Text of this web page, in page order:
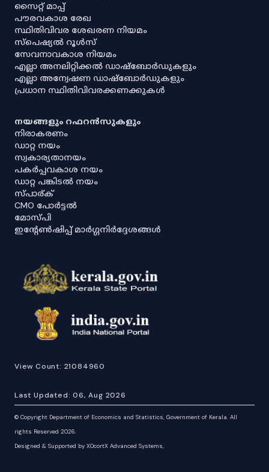
സൈറ്റ് മാപ്പ്
പൗരവകാശ രേഖ
സ്ഥിതിവിവര ശേഖരണ നിയമം
സ്‌പെഷ്യൽ റൂൾസ്
സേവനാവകാശ നിയമം
എല്ലാ അനലിറ്റിക്കൽ ഡാഷ്‌ബോർഡുകളും
എല്ലാ അന്വേഷണ ഡാഷ്‌ബോർഡുകളും
പ്രധാന സ്ഥിതിവിവരക്കണക്കുകൾ
നയങ്ങളും റഫറൻസുകളും
നിരാകരണം
ഡാറ്റ നയം
സ്വകാര്യതാനയം
പകർപ്പവകാശ നയം
ഡാറ്റ പങ്കിടൽ നയം
സ്പാര്ക്
CMO പോർട്ടൽ
മോസ്പി
ഇൻ്റേൺഷിപ്പ് മാർഗ്ഗനിർദ്ദേശങ്ങൾ
View Count: 21084960
Last Updated:06, Aug 2026
© Copyright Department of Economics and Statistics, Government of Kerala. All
rights Reserved 2026.
Designed & Supported by XOcortX Advanced Systems,